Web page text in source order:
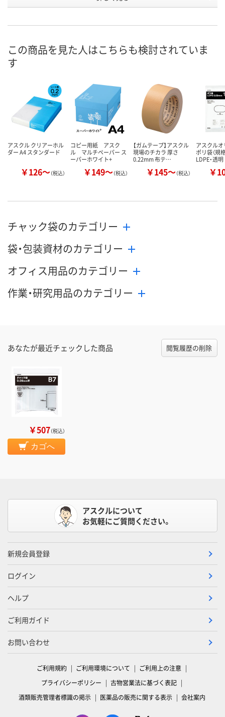
8月10日（月）
カゴへ カゴへ カ
この商品を見た人はこちらも検討されていま
す
アスクル クリアーホル
ダー A4 スタンダード
￥126～（税込）
コピー用紙 アスク
ル マルチペーパー ス
ーパーホワイト+
￥149～（税込）
【ガムテープ】アスクル
現場のチカラ 厚さ
0.22mm 布テ…
￥145～（税込）
アスクル
ポリ袋（規
LDPE・透
￥
チャック袋のカテゴリー
袋・包装資材のカテゴリー
オフィス用品のカテゴリー
作業・研究用品のカテゴリー
あなたが最近チェックした商品 閲覧履歴の削除
￥507（税込）
カゴへ
アスクルについて
お気軽にご質問ください。
新規会員登録
ログイン
ヘルプ
ご利用ガイド
お問い合わせ
ご利用規約 ご利用環境について
ご利用上の注意
プライバシーポリシー
古物営業法に基づく表記
酒類販売管理者標識の掲示
医薬品の販売に関する表示 会社案内